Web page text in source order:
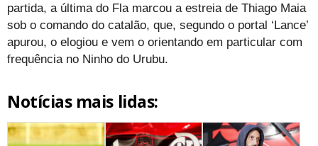
partida, a última do Fla marcou a estreia de Thiago Maia
sob o comando do catalão, que, segundo o portal ‘Lance’
apurou, o elogiou e vem o orientando em particular com
frequência no Ninho do Urubu.
Notícias mais lidas: